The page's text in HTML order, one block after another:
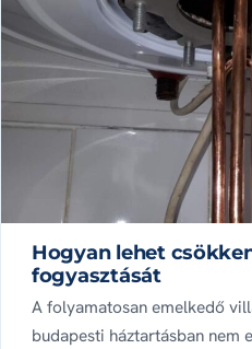
Hogyan lehet
fogyasztását
A folyamatosan emelkedő
budapesti háztartásban nem